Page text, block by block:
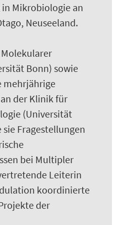
Mikrobiologie an
Neuseeland.
Bonn) sowie
mehrjährige
der Klinik für
(Universität
Fragestellungen
bei Multipler
Leiterin
koordinierte
der